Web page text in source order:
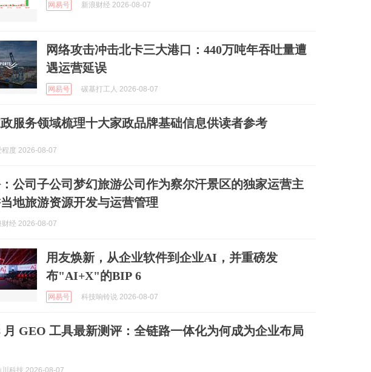
网易号 新浪财经 2026-08-07
网络攻击冲击北卡三大港口：440万吨年吞吐量遭
遇运营延误
网易号 碳基打工人 2026-08-07
服务领域梳理十大家政品牌基础信息供读者参考
程度 2026-08-07
公司子公司梦幻旅游公司作为察尔汗景区的独家运营主
地旅游资源开发与运营管理
财经 2026-08-07
用友焕新，从企业软件到企业AI，并重磅发
布"AI+X"的BIP 6
网易号 科技响铃说 2026-08-07
月 GEO 工具最新测评：全链路一体化为何成为企业布局
川科技 2026-08-07